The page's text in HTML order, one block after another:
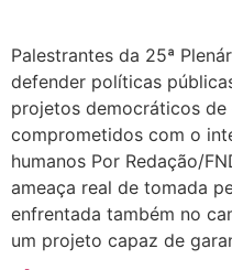
Palestrantes da 25ª
defender políticas
projetos democráticos de
comprometidos com o
humanos Por Redação/
ameaça real de tomada
enfrentada também no
um projeto capaz de